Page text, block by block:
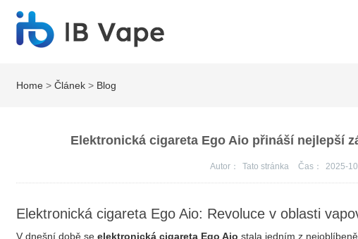
Home >Článek > Blog
Elektronická cigareta Ego Aio přináší nejlepší
Autor： Tato stránka Čas： 2025-
Elektronická cigareta Ego Aio: Revoluce v oblasti
V dnešní době seelektronická cigareta Ego Aio stala jedním z